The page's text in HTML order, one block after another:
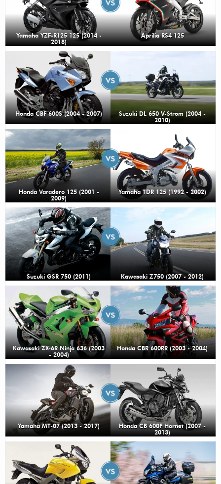
Yamaha YZF-R125 125 (2014 -
2018)
Aprilia RS4 125
Honda CBF 600S (2004 - 2007)
Suzuki DL 650 V-Strom (2004 -
2010)
Honda Varadero 125 (2001 -
2009)
Yamaha TDR 125 (1992 - 2002)
Suzuki GSR 750 (2011) Kawasaki Z750 (2007 - 2012)
Kawasaki ZX-6R Ninja 636 (2003
- 2004)
Honda CBR 600RR (2003 - 2004)
Yamaha MT-07 (2013 - 2017)
Honda CB 600F Hornet (2007 -
2013)